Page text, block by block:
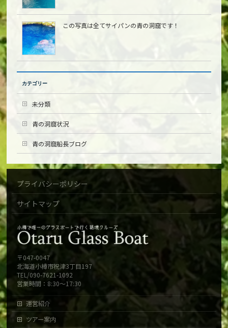
この写真は全てサイパンの青の洞窟です！
カテゴリー
未分類
青の洞窟状況
青の洞窟船長ブログ
プライバシーポリシー
サイトマップ
〒047-0047
北海道小樽市祝津3丁目197
TEL/090-7621-1092
営業時間：8:30～17:30
運営紹介
ツアー案内